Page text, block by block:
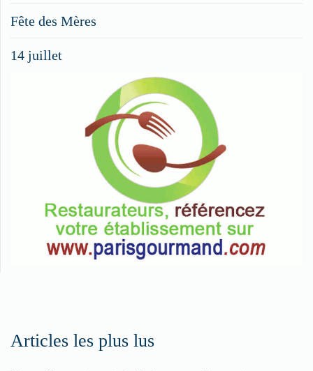
nos
rubriques
Spéciales
Fêtes
Pour
enregistrer
votre
Fête des Mères
14 juillet
Articles les plus lus